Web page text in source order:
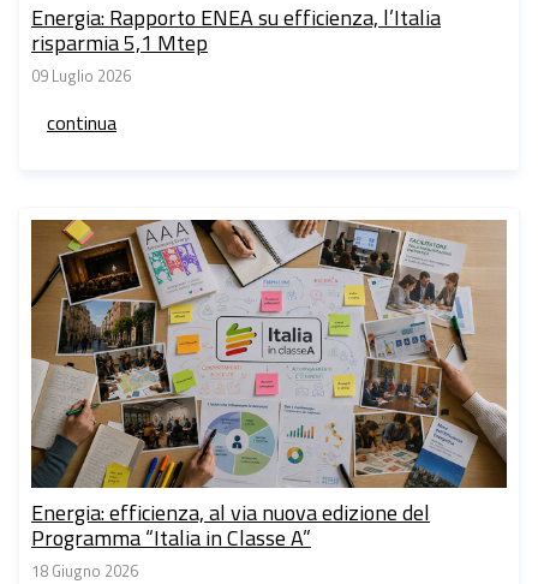
Energia: Rapporto ENEA su efficienza, l’Italia
risparmia 5,1 Mtep
09 Luglio 2026
continua
Energia: efficienza, al via nuova edizione del
Programma “Italia in Classe A”
18 Giugno 2026